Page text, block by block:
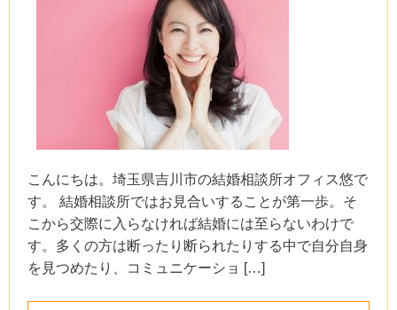
こんにちは。埼玉県吉川市の結婚相談所オフィス悠で
す。 結婚相談所ではお見合いすることが第一歩。そ
こから交際に入らなければ結婚には至らないわけで
す。多くの方は断ったり断られたりする中で自分自身
を見つめたり、コミュニケーショ […]